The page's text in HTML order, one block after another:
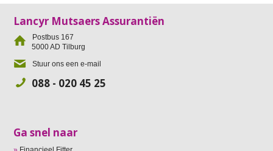
Lancyr Mutsaers Assurantiën
Postbus 167
5000 AD Tilburg
Stuur ons een e-mail
088 - 020 45 25
Ga snel naar